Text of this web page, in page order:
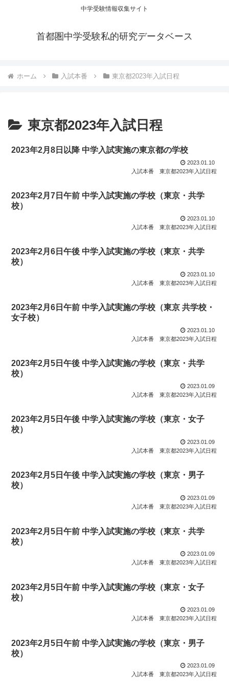
中学受験情報収集サイト
首都圏中学受験私的研究データベース
ホーム 入試本番 東京都2023年入試日程
東京都2023年入試日程
2023年2月8日以降 中学入試実施の東京都の学校
2023.01.10
入試本番
東京都2023年入試日程
2023年2月7日午前 中学入試実施の学校（東京・共学
校）
2023.01.10
入試本番
東京都2023年入試日程
2023年2月6日午後 中学入試実施の学校（東京・共学
校）
2023.01.10
入試本番
東京都2023年入試日程
2023年2月6日午前 中学入試実施の学校（東京 共学校・
女子校）
2023.01.10
入試本番
東京都2023年入試日程
2023年2月5日午後 中学入試実施の学校（東京・共学
校）
2023.01.09
入試本番
東京都2023年入試日程
2023年2月5日午後 中学入試実施の学校（東京・女子
校）
2023.01.09
入試本番
東京都2023年入試日程
2023年2月5日午後 中学入試実施の学校（東京・男子
校）
2023.01.09
入試本番
東京都2023年入試日程
2023年2月5日午前 中学入試実施の学校（東京・共学
校）
2023.01.09
入試本番
東京都2023年入試日程
2023年2月5日午前 中学入試実施の学校（東京・女子
校）
2023.01.09
入試本番
東京都2023年入試日程
2023年2月5日午前 中学入試実施の学校（東京・男子
校）
2023.01.09
入試本番
東京都2023年入試日程